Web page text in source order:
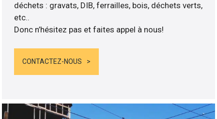
déchets : gravats, DIB, ferrailles, bois, déchets verts,
etc..
Donc n’hésitez pas et faites appel à nous!
CONTACTEZ-NOUS